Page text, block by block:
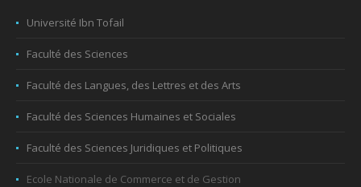
Université Ibn Tofail
Faculté des Sciences
Faculté des Langues, des Lettres et des Arts
Faculté des Sciences Humaines et Sociales
Faculté des Sciences Juridiques et Politiques
Ecole Nationale de Commerce et de Gestion